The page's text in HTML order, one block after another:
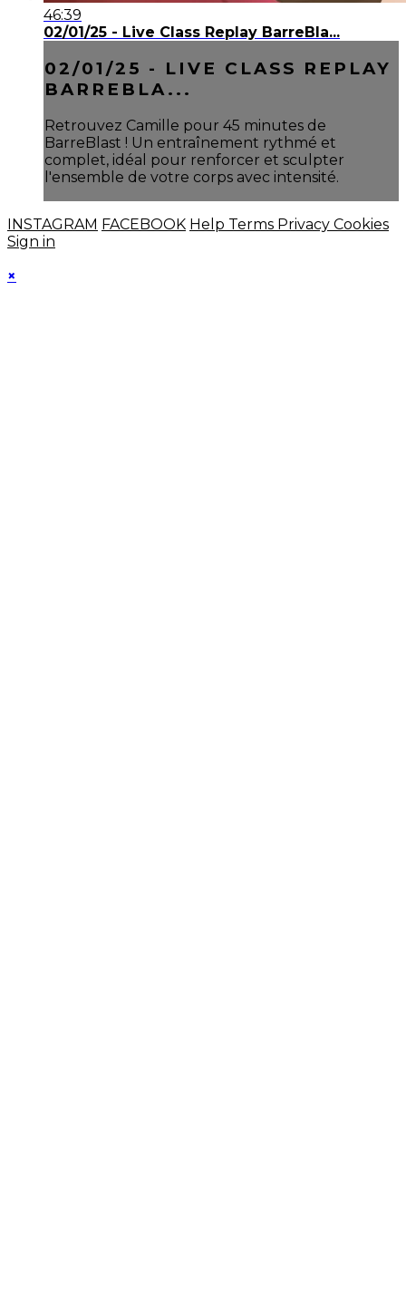
46:39
02/01/25 - Live Class Replay BarreBla...
02/01/25 - LIVE CLASS REPLAY
BARREBLA...
Retrouvez Camille pour 45 minutes de
BarreBlast ! Un entraînement rythmé et
complet, idéal pour renforcer et sculpter
l'ensemble de votre corps avec intensité.
INSTAGRAM FACEBOOK Help Terms Privacy Cookies
Sign in
×